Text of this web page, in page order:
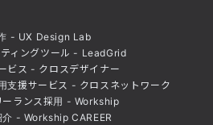
- UX Design Lab
ィングツール - LeadGrid
ビス - クロスデザイナー
支援サービス - クロスネットワーク
ーランス採用 - Workship
介 - Workship CAREER